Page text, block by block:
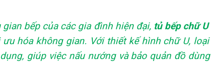
gian bếp của các gia đình hiện đại, tủ bếp chữ U
hóa không gian. Với thiết kế hình chữ U,
giúp việc nấu nướng và bảo quản đồ